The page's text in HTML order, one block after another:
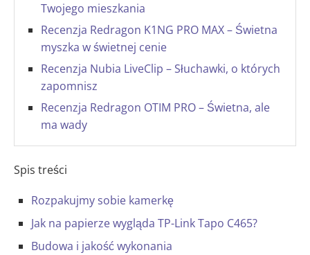
Twojego mieszkania
Recenzja Redragon K1NG PRO MAX – Świetna
myszka w świetnej cenie
Recenzja Nubia LiveClip – Słuchawki, o których
zapomnisz
Recenzja Redragon OTIM PRO – Świetna, ale
ma wady
Spis treści
Rozpakujmy sobie kamerkę
Jak na papierze wygląda TP-Link Tapo C465?
Budowa i jakość wykonania